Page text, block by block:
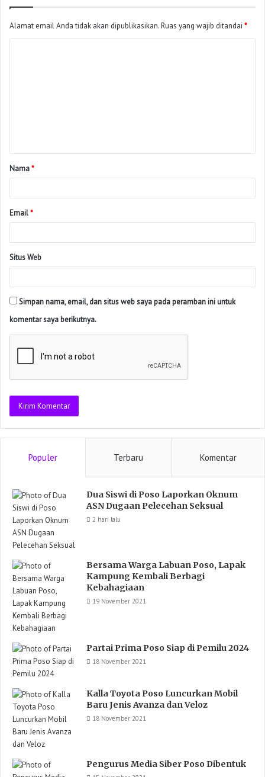
Alamat email Anda tidak akan dipublikasikan.Ruas yang wajib ditandai *
Nama*
Email*
Situs Web
Simpan nama, email, dan situs web saya pada peramban ini untuk
komentar saya berikutnya.
Populer Terbaru Komentar
Dua Siswi di Poso Laporkan Oknum
ASN Dugaan Pelecehan Seksual
2 hari lalu
Bersama Warga Labuan Poso, Lapak
Kampung Kembali Berbagi
Kebahagiaan
19 November 2021
Partai Prima Poso Siap di Pemilu 2024
18 November 2021
Kalla Toyota Poso Luncurkan Mobil
Baru Jenis Avanza dan Veloz
18 November 2021
Pengurus Media Siber Poso Dibentuk